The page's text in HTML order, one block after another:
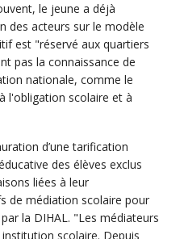
le jeune a déjà
des acteurs sur le modèle
est "réservé aux quartiers
pas la connaissance de
nationale, comme le
l'obligation scolaire et à
d’une tarification
des élèves exclus
liées à leur
de médiation scolaire pour
la DIHAL. "Les médiateurs
scolaire. Depuis